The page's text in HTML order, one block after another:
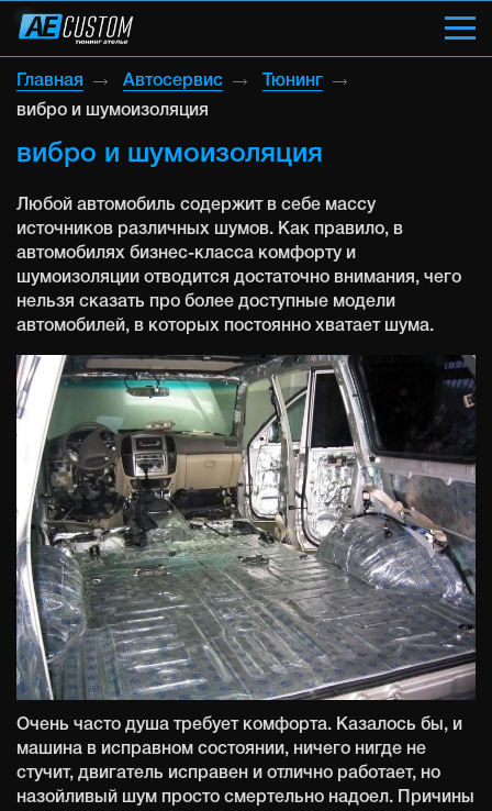
Главная Автосервис
Тюнинг
вибро и шумоизоляция
вибро и шумоизоляция
Любой автомобиль содержит в себе массу
источников различных шумов. Как правило, в
автомобилях бизнес-класса комфорту и
шумоизоляции отводится достаточно внимания, чего
нельзя сказать про более доступные модели
автомобилей, в которых постоянно хватает шума.
Очень часто душа требует комфорта. Казалось бы, и
машина в исправном состоянии, ничего нигде не
стучит, двигатель исправен и отлично работает, но
назойливый шум просто смертельно надоел. Причины